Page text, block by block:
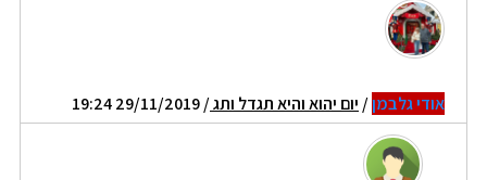
אודי גלבמן/ יום יהוא והיא תגדל ותג/ 29/11/2019 19:24